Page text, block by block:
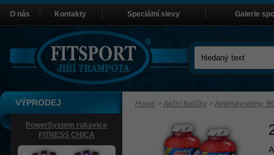
Home > Akční balíčky > Aminokyseliny,
VÝPRODEJ
PowerSystem rukavice
FITNESS CHICA
O nás Kontakty Speciální slevy Galerie